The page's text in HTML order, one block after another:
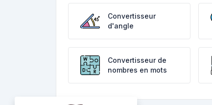
Convertisseur
d'angle
Convertisseur de
nombres en mots